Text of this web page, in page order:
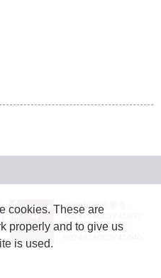
JASRAC許諾番号：
9024936001Y45037
JASRAC許諾番号：
cookies. These are
properly and to give us
is used.